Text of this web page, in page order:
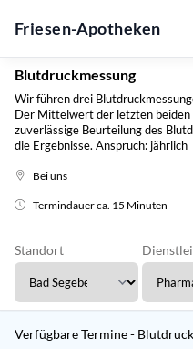
Friesen-Apotheken
Blutdruckmessung
Wir führen drei
Der Mittelwert der letzten beiden
zuverlässige Beurteilung des
die Ergebnisse. Anspruch: jährlich
Bei uns
Termindauer ca. 15 Minuten
Standort
Verfügbare Termine -